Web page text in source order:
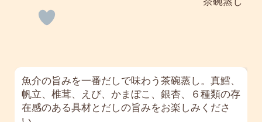
魚介の旨みを一番だしで味わう茶碗蒸し。真鱈、
帆立、椎茸、えび、かまぼこ、銀杏、６種類の存
在感のある具材とだしの旨みをお楽しみくださ